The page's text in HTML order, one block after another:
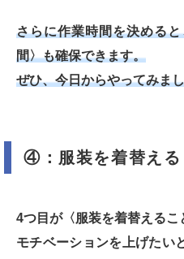
さらに作業時間を決める
間〉も確保できます。
ぜひ、今日からやってみま
④：服装を着替える
4つ目が〈服装を着替えるこ
モチベーションを上げたい